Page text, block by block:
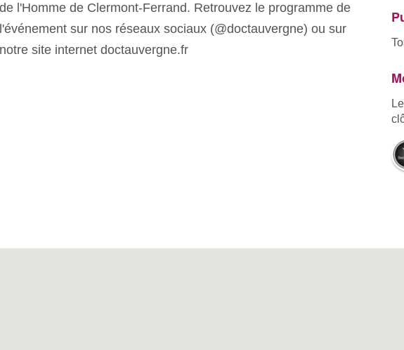
de l'Homme de Clermont-Ferrand. Retrouvez le programme de
l'événement sur nos réseaux sociaux (@doctauvergne) ou sur
notre site internet doctauvergne.fr